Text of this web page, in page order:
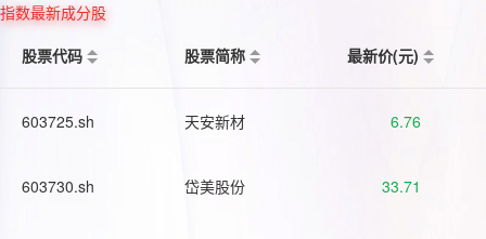
指数最新成分股
股票代码
股票简称 最新价(元)
603725.sh 天安新材 6.76
603730.sh 岱美股份 33.71